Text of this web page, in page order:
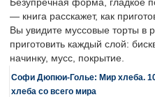
Безупречная форма, гладкое
— книга расскажет, как
Вы увидите муссовые торты в
приготовить каждый слой:
начинку, мусс, покрытие.
Софи Дюпюи-Голье: Мир хлеба.
хлеба со всего мира